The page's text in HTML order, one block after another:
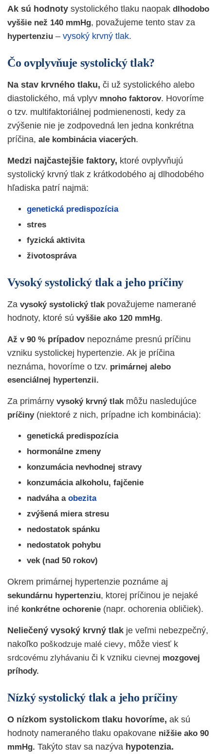
Ak sú hodnoty systolického tlaku naopak dlhodobo
vyššie než 140 mmHg, považujeme tento stav za
hypertenziu – vysoký krvný tlak.
Čo ovplyvňuje systolický tlak?
Na stav krvného tlaku, či už systolického alebo
diastolického, má vplyv mnoho faktorov. Hovoríme
o tzv. multifaktoriálnej podmienenosti, kedy za
zvýšenie nie je zodpovedná len jedna konkrétna
príčina, ale kombinácia viacerých.
Medzi najčastejšie faktory, ktoré ovplyvňujú
systolický krvný tlak z krátkodobého aj dlhodobého
hľadiska patrí najmä:
genetická predispozícia
stres
fyzická aktivita
životospráva
Vysoký systolický tlak a jeho príčiny
Za vysoký systolický tlakpovažujeme namerané
hodnoty, ktoré sú vyššie ako 120 mmHg.
Až v 90 % prípadov nepoznáme presnú príčinu
vzniku systolickej hypertenzie. Ak je príčina
neznáma, hovoríme o tzv. primárnej alebo
esenciálnej hypertenzii.
Za primárny vysoký krvný tlak môžu nasledujúce
príčiny(niektoré z nich, prípadne ich kombinácia):
genetická predispozícia
hormonálne zmeny
konzumácia nevhodnej stravy
konzumácia alkoholu, fajčenie
nadváha a obezita
zvýšená miera stresu
nedostatok spánku
nedostatok pohybu
vek (nad 50 rokov)
Okrem primárnej hypertenzie poznáme aj
sekundárnu hypertenziu, ktorej príčinou je nejaké
iné konkrétne ochorenie (napr. ochorenia obličiek).
Neliečený vysoký krvný tlak je veľmi nebezpečný,
nakoľko poškodzuje malé cievy, môže viesť k
srdcovému zlyhávaniu či k vzniku cievnej mozgovej
príhody.
Nízký systolický tlak a jeho príčiny
O nízkom systolickom tlaku hovoríme, ak sú
hodnoty nameraného tlaku opakovane nižšie ako 90
mmHg. Takýto stav sa nazýva hypotenzia.